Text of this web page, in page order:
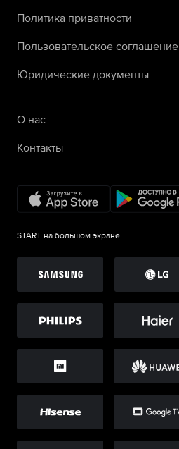
Политика приватности
Пользовательское соглашение
Юридические документы
О нас
Контакты
START на большом экране